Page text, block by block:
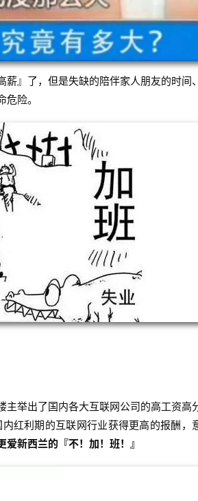
薪』了，但是失缺的陪伴家人朋友的时间
险。
主举出了国内各大互联网公司的高工资高
红利期的互联网行业获得更高的报酬，
新西兰的『不！加！班！』